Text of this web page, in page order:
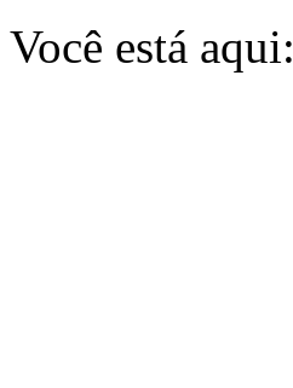
Você está aqui: